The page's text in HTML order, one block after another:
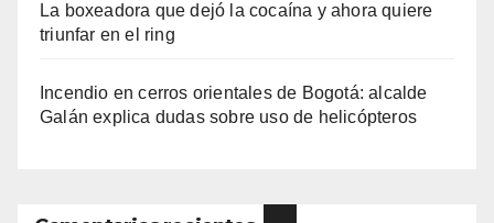
La boxeadora que dejó la cocaína y ahora quiere
triunfar en el ring​
Incendio en cerros orientales de Bogotá: alcalde
Galán explica dudas sobre uso de helicópteros